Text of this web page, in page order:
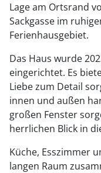
Lage am Ortsrand
Sackgasse im
Ferienhausgebiet.
Das Haus wurde
eingerichtet. Es
Liebe zum Detail
innen und außen
großen Fenster
herrlichen Blick in
Küche, Esszimmer
langen Raum